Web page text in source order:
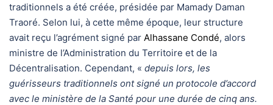
traditionnels a été créée, présidée par Mamady Daman
Traoré. Selon lui, à cette même époque, leur structure
avait reçu l’agrément signé par Alhassane Condé, alors
ministre de l’Administration du Territoire et de la
Décentralisation. Cependant, « depuis lors, les
guérisseurs traditionnels ont signé un protocole d’accord
avec le ministère de la Santé pour une durée de cinq ans.